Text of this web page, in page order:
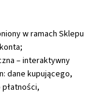
w ramach Sklepu
– interaktywny
dane kupującego,